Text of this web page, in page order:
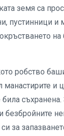
земя са
пустинници и
на
робство
манастирите и
съхранена.
за